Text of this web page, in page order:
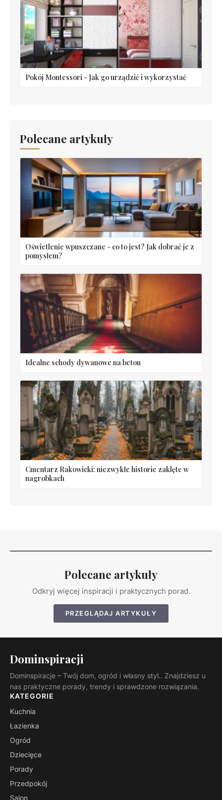
Pokój Montessori - Jak go urządzić i wykorzystać
Polecane artykuły
Oświetlenie wpuszczane - co to jest? Jak dobrać je z
pomysłem?
Idealne schody dywanowe na beton
Cmentarz Rakowicki: niezwykłe historie zaklęte w
nagrobkach
Polecane artykuły
Odkryj więcej inspiracji i praktycznych porad.
PRZEGLĄDAJ ARTYKUŁY
Dominspiracji
Dominspiracje – Twój dom, ogród i własny styl.. Znajdziesz u
nas praktyczne porady, trendy i sprawdzone rozwiązania.
KATEGORIE
Kuchnia
Łazienka
Ogród
Dziecięce
Porady
Przedpokój
Salon